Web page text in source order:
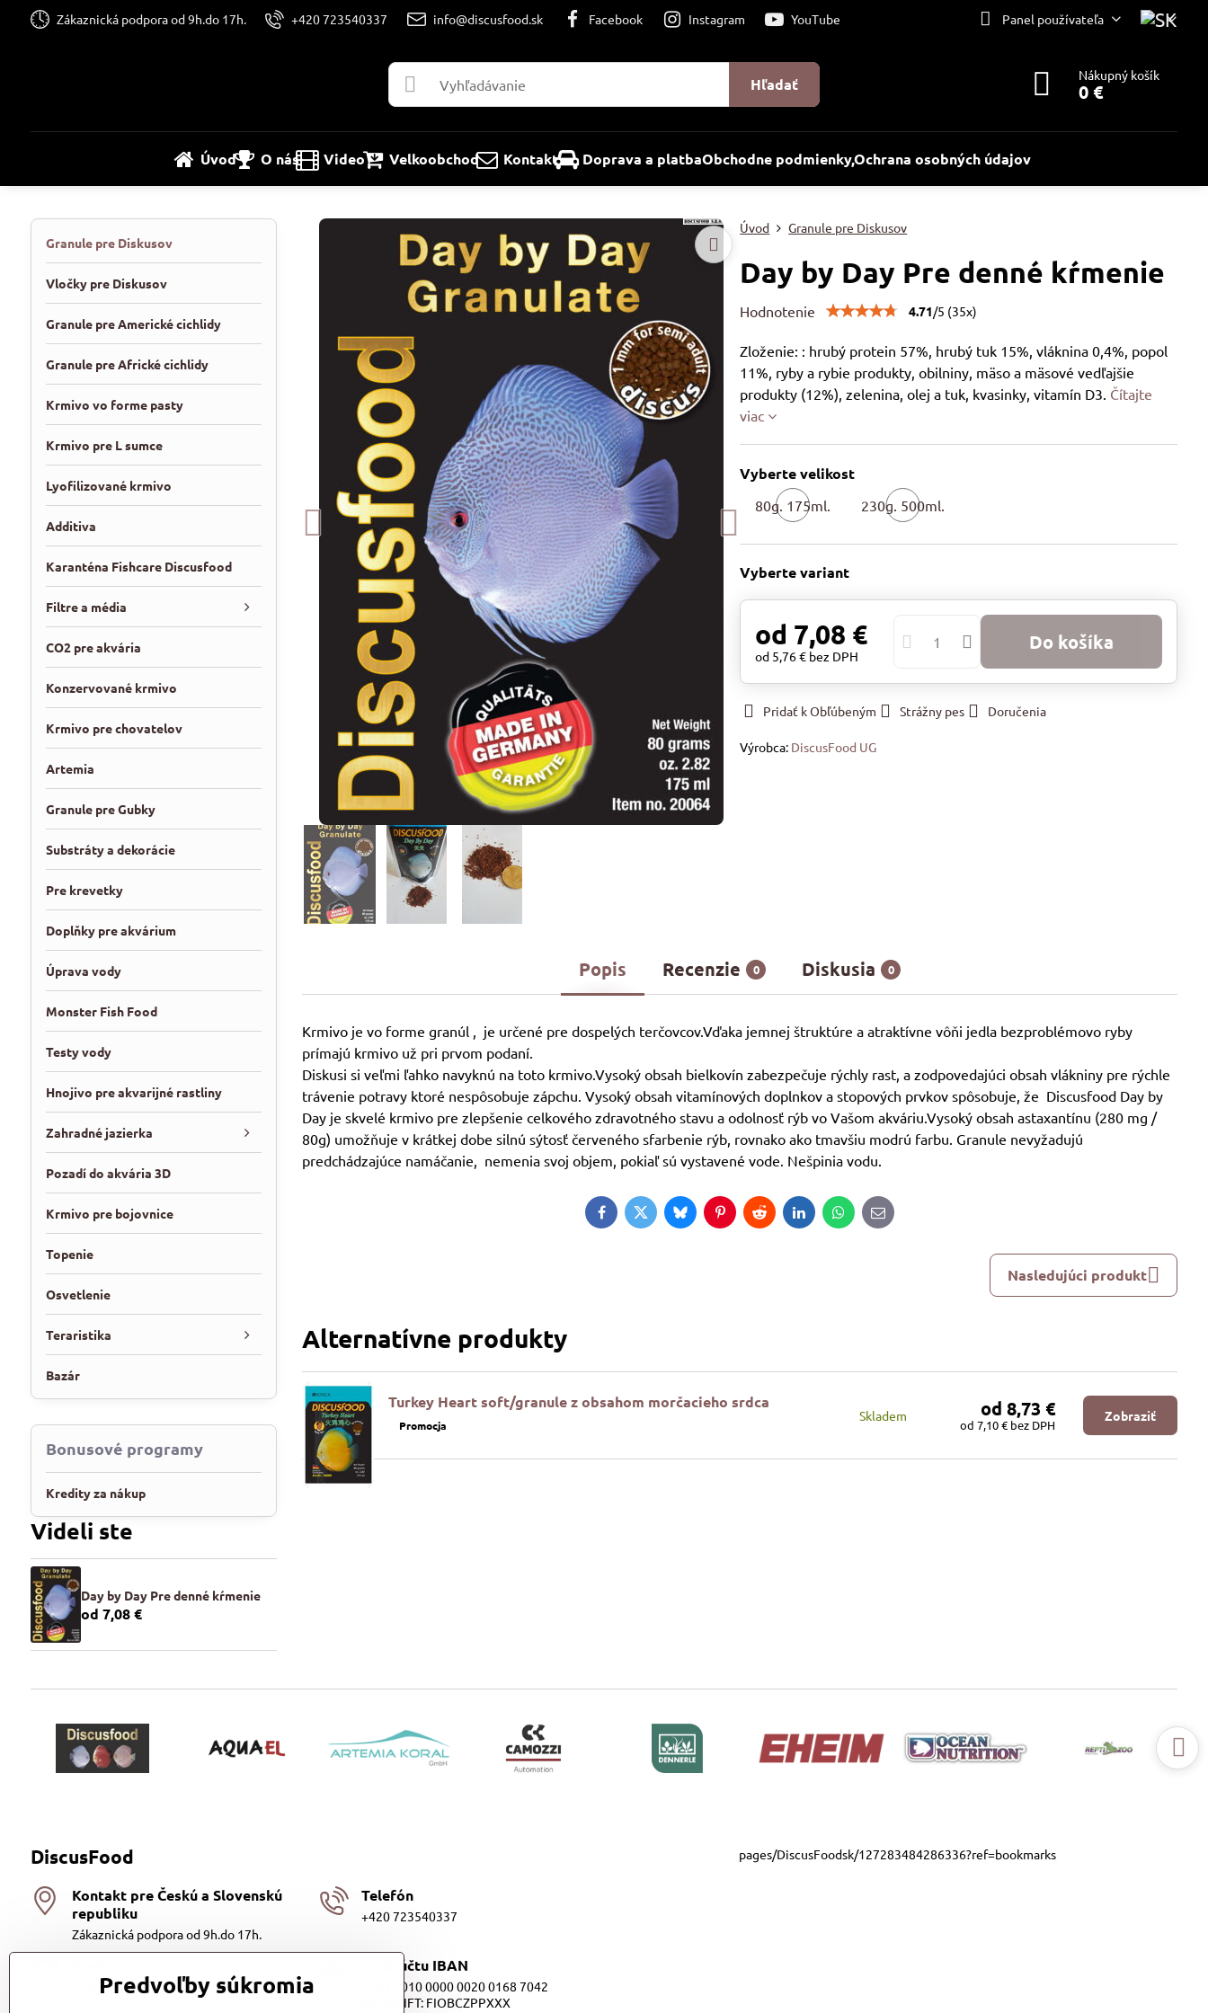
Zákaznická podpora od 9h.do 17h. +420 723540337 info@discusfood.sk Facebook Instagram YouTube Panel používateľa
Hľadať Nákupný košík
0 €
Úvod O nás Video Velkoobchod Kontakt Doprava a platbaObchodne podmienky,Ochrana osobných údajov
Úvod Granule pre Diskusov
Day by Day Pre denné kŕmenie
Hodnotenie 4.71/5 (35x)
Zloženie: : hrubý protein 57%, hrubý tuk 15%, vláknina 0,4%, popol
11%, ryby a rybie produkty, obilniny, mäso a mäsové vedľajšie
produkty (12%), zelenina, olej a tuk, kvasinky, vitamín D3. Čítajte
viac
Vyberte velikost
80g. 175ml.
230g. 500ml.
Vyberte variant
od 7,08 €
od 5,76 € bez DPH
Do košíka
Pridať k Obľúbeným Strážny pes Doručenia
Výrobca: DiscusFood UG
Popis Recenzie 0 Diskusia 0
Krmivo je vo forme granúl , je určené pre dospelých terčovcov.Vďaka jemnej štruktúre a atraktívne vôňi jedla bezproblémovo ryby
prímajú krmivo už pri prvom podaní.
Diskusi si veľmi ľahko navyknú na toto krmivo.Vysoký obsah bielkovín zabezpečuje rýchly rast, a zodpovedajúci obsah vlákniny pre rýchle
trávenie potravy ktoré nespôsobuje zápchu. Vysoký obsah vitamínových doplnkov a stopových prvkov spôsobuje, že Discusfood Day by
Day je skvelé krmivo pre zlepšenie celkového zdravotného stavu a odolnosť rýb vo Vašom akváriu.Vysoký obsah astaxantínu (280 mg /
80g) umožňuje v krátkej dobe silnú sýtosť červeného sfarbenie rýb, rovnako ako tmavšiu modrú farbu. Granule nevyžadujú
predchádzajúce namáčanie, nemenia svoj objem, pokiaľ sú vystavené vode. Nešpinia vodu.
FacebookTwitterBlueskyPinterestRedditLinkedInWhatsApp
E-
mail
Nasledujúci produkt
Alternatívne produkty
Turkey Heart soft/granule z obsahom morčacieho srdca
Promocja
Skladem od 8,73 €
od 7,10 € bez DPH
Zobraziť
Granule pre Diskusov
Vločky pre Diskusov
Granule pre Americké cichlidy
Granule pre Africké cichlidy
Krmivo vo forme pasty
Krmivo pre L sumce
Lyofilizované krmivo
Additiva
Karanténa Fishcare Discusfood
Filtre a média
CO2 pre akvária
Konzervované krmivo
Krmivo pre chovatelov
Artemia
Granule pre Gubky
Substráty a dekorácie
Pre krevetky
Doplňky pre akvárium
Úprava vody
Monster Fish Food
Testy vody
Hnojivo pre akvarijné rastliny
Zahradné jazierka
Pozadí do akvária 3D
Krmivo pre bojovnice
Topenie
Osvetlenie
Teraristika
Bazár
Bonusové programy
Kredity za nákup
Videli ste
Day by Day Pre denné kŕmenie
od 7,08 €
DiscusFood
Kontakt pre Českú a Slovenskú
republiku
Zákaznická podpora od 9h.do 17h.
Telefón
+420 723540337
info@discusfood.sk
Číslo účtu IBAN
CZ81 2010 0000 0020 0168 7042
BIC/SWIFT: FIOBCZPPXXX
pages/DiscusFoodsk/127283484286336?ref=bookmarks
Predvoľby súkromia